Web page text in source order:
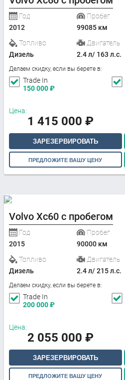
Год
2012
Пробег
99085 км
Топливо
Дизель
Двигатель
2.4 л/ 163 л.с.
Делаем скидку, если вы берете в:
Trade In
150 000₽
Цена:
1 415 000 ₽
ЗАРЕЗЕРВИРОВАТЬ
ПРЕДЛОЖИТЕ ВАШУ ЦЕНУ
Volvo Xc60 с пробегом
Год
2015
Пробег
90000 км
Топливо
Дизель
Двигатель
2.4 л/ 215 л.с.
Делаем скидку, если вы берете в:
Trade In
200 000₽
Цена:
2 055 000 ₽
ЗАРЕЗЕРВИРОВАТЬ
ПРЕДЛОЖИТЕ ВАШУ ЦЕНУ